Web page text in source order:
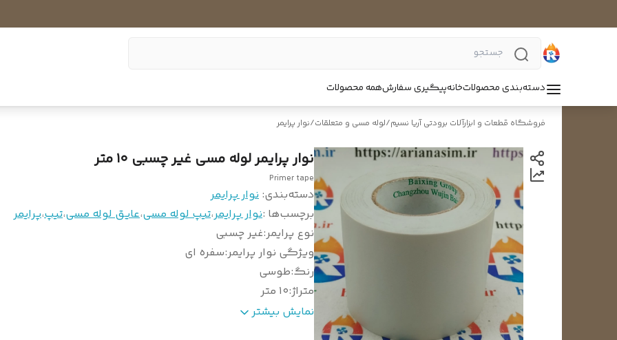
دسته‌بندی محصولاتخانهپیگیری سفارشهمه محصولات
فروشگاه قطعات و ابزارآلات برودتی آریا نسیم/لوله مسی و متعلقات/نوار پرایمر
نوار پرایمر لوله مسی غیر چسبی ۱۰ متر
Primer tape
دسته‌بندی: نوار پرایمر
برچسب‌ها :نوار پرایمر،تیپ لوله مسی،عایق لوله مسی،تیپ،پرایمر
نوع پرایمر:غیر چسبی
ویژگی نوار پرایمر:سفره ای
رنگ:طوسی
متراژ:۱۰ متر
عرض: ۵ سانتی
نمایش بیشتر